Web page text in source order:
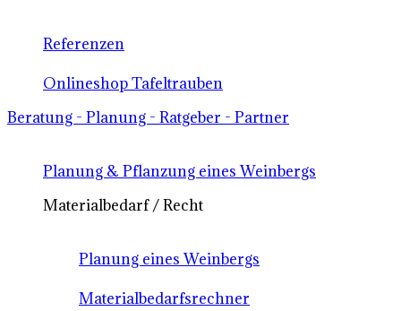
Referenzen
Onlineshop Tafeltrauben
Beratung - Planung - Ratgeber - Partner
Planung & Pflanzung eines Weinbergs
Materialbedarf / Recht
Planung eines Weinbergs
Materialbedarfsrechner